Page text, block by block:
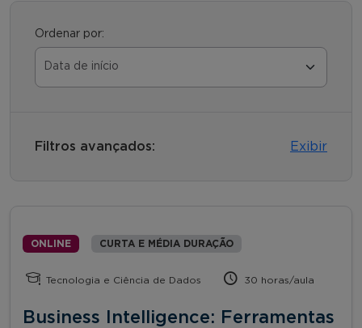
Ordenar por:
Filtros avançados: Exibir
ONLINE CURTA E MÉDIA DURAÇÃO
Tecnologia e Ciência de Dados 30 horas/aula
Business Intelligence: Ferramentas